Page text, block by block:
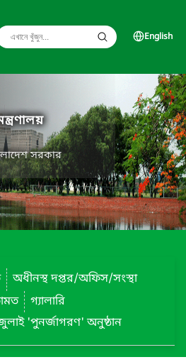
English
সরকার
অধীনস্থ দপ্তর/অফিস/সংস্থা
গ্যালারি
'পুনর্জাগরণ' অনুষ্ঠান